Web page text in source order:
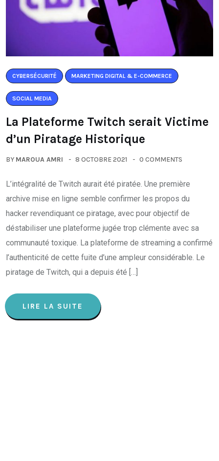
CYBERSÉCURITÉ MARKETING DIGITAL & E-COMMERCE
SOCIAL MEDIA
La Plateforme Twitch serait Victime
d’un Piratage Historique
BY MAROUA AMRI 8 OCTOBRE 2021 0 COMMENTS
L’intégralité de Twitch aurait été piratée. Une première
archive mise en ligne semble confirmer les propos du
hacker revendiquant ce piratage, avec pour objectif de
déstabiliser une plateforme jugée trop clémente avec sa
communauté toxique. La plateforme de streaming a confirmé
l’authenticité de cette fuite d’une ampleur considérable. Le
piratage de Twitch, qui a depuis été […]
LIRE LA SUITE